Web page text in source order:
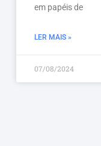
em papéis de
LER MAIS »
07/08/2024